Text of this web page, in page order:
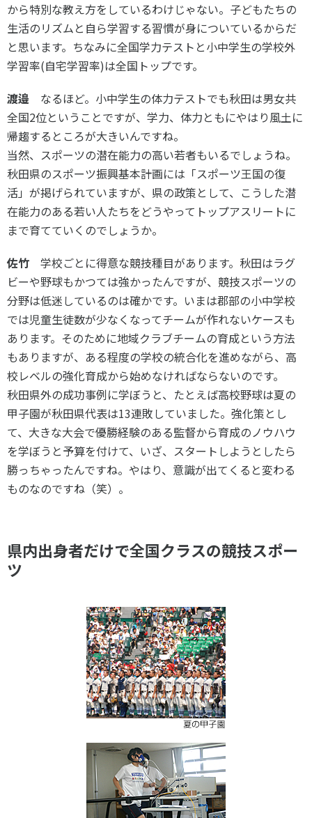
から特別な教え方をしているわけじゃない。子どもたちの
生活のリズムと自ら学習する習慣が身についているからだ
と思います。ちなみに全国学力テストと小中学生の学校外
学習率(自宅学習率)は全国トップです。
渡邉 なるほど。小中学生の体力テストでも秋田は男女共
全国2位ということですが、学力、体力ともにやはり風土に
帰趨するところが大きいんですね。
当然、スポーツの潜在能力の高い若者もいるでしょうね。
秋田県のスポーツ振興基本計画には「スポーツ王国の復
活」が掲げられていますが、県の政策として、こうした潜
在能力のある若い人たちをどうやってトップアスリートに
まで育てていくのでしょうか。
佐竹 学校ごとに得意な競技種目があります。秋田はラグ
ビーや野球もかつては強かったんですが、競技スポーツの
分野は低迷しているのは確かです。いまは郡部の小中学校
では児童生徒数が少なくなってチームが作れないケースも
あります。そのために地域クラブチームの育成という方法
もありますが、ある程度の学校の統合化を進めながら、高
校レベルの強化育成から始めなければならないのです。
秋田県外の成功事例に学ぼうと、たとえば高校野球は夏の
甲子園が秋田県代表は13連敗していました。強化策とし
て、大きな大会で優勝経験のある監督から育成のノウハウ
を学ぼうと予算を付けて、いざ、スタートしようとしたら
勝っちゃったんですね。やはり、意識が出てくると変わる
ものなのですね（笑）。
県内出身者だけで全国クラスの競技スポー
ツ